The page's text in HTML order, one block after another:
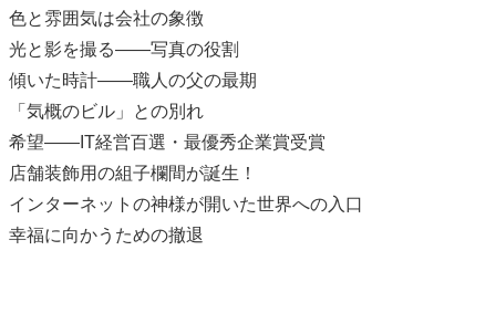
色と雰囲気は会社の象徴
光と影を撮る――写真の役割
傾いた時計――職人の父の最期
「気概のビル」との別れ
希望――IT経営百選・最優秀企業賞受賞
店舗装飾用の組子欄間が誕生！
インターネットの神様が開いた世界への入口
幸福に向かうための撤退